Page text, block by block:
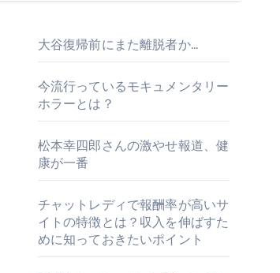
大谷復帰前にまた離脱者か…
今流行っているモキュメンタリー
ホラーとは？
松本幸四郎さんの激やせ報道、健
康が一番
チャットレディで報酬率が高いサ
イトの特徴とは？収入を伸ばすた
めに知っておきたいポイント